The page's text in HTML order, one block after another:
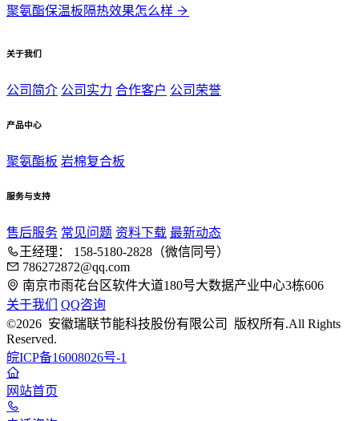
聚氨酯保温板隔热效果怎么样
关于我们
公司简介 公司实力 合作客户 公司荣誉
产品中心
聚氨酯板 岩棉复合板
服务与支持
售后服务 常见问题 资料下载 最新动态
王经理： 158-5180-2828（微信同号）
786272872@qq.com
南京市雨花台区软件大道180号大数据产业中心3栋606
关于我们
QQ咨询
©2026 安徽瑞联节能科技股份有限公司 版权所有.All Rights
Reserved.
皖ICP备16008026号-1
网站首页